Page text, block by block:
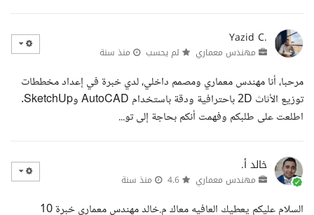
Yazid C.
مهندس معماري لم يحسب منذ سنة
مرحبا، أنا مهندس معماري ومصمم داخلي، لدي خبرة في إعداد مخططات
توزيع الأثاث 2D باحترافية ودقة باستخدام AutoCAD وSketchUp.
اطلعت على طلبكم وفهمت أنكم بحاجة إلى تو...
خالد أ.
مهندس معماري منذ سنة
السلام عليكم يعطيك العافيه معاك م.خالد مهندس معماري خبرة 10